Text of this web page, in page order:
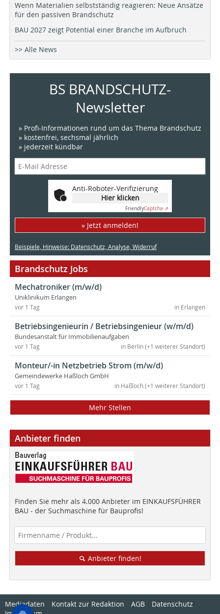
Wenn Materialien selbstständig reagieren: Neue Ansätze
für den passiven Brandschutz
BAU 2027 zeigt Potential einer Branche im Aufbruch
>> Alle News
BS BRANDSCHUTZ-
Newsletter
» Profi-Informationen rund um das Thema Brandschutz
» kostenfrei, sechsmal jährlich
» jederzeit kündbar
Anti-Roboter-Verifizierung
Hier klicken
FriendlyCaptcha ⇗
» Jetzt anmelden!
Beispiele, Hinweise: Datenschutz, Analyse, Widerruf
Brandschutz Jobs
Mechatroniker (m/w/d)
Uniklinikum Erlangen
in Erlangen
vor 1 Tag
Betriebsingenieurin / Betriebsingenieur (w/m/d)
Bundesanstalt für Immobilienaufgaben
in Berlin (+1 weiterer Standort)
vor 1 Tag
Monteur/-in Netzbetrieb Strom (m/w/d)
Gemeindewerke Haßloch GmbH
in Haßloch (+1 weiterer Standort)
vor 1 Tag
Mehr Stellen
Anbieter finden
Finden Sie mehr als 4.000 Anbieter im EINKAUFSFÜHRER
BAU - der Suchmaschine für Bauprofis!
Anbieter finden!
Mediadaten Kontakt zur Redaktion AGB
Datenschutz